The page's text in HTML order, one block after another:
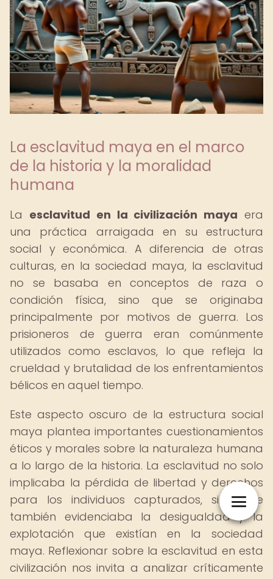
La esclavitud maya en el marco
de la historia y la moralidad
humana
La esclavitud en la civilización maya era
una práctica arraigada en su estructura
social y económica. A diferencia de otras
culturas, en la sociedad maya, la esclavitud
no se basaba en conceptos de raza o
condición física, sino que se originaba
principalmente por motivos de guerra. Los
prisioneros de guerra eran comúnmente
utilizados como esclavos, lo que refleja la
crueldad y brutalidad de los enfrentamientos
bélicos en aquel tiempo.
Este aspecto oscuro de la estructura social
maya plantea importantes cuestionamientos
éticos y morales sobre la naturaleza humana
a lo largo de la historia. La esclavitud no solo
implicaba la pérdida de libertad y derechos
para los individuos capturados, sino que
también evidenciaba la desigualdad y la
explotación que existían en la sociedad
maya. Reflexionar sobre la esclavitud en esta
civilización nos invita a analizar críticamente